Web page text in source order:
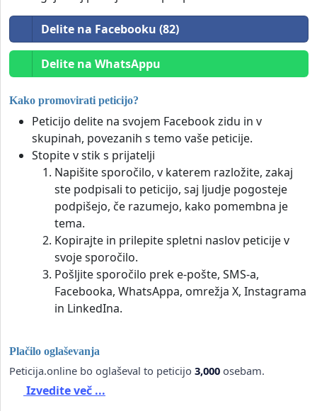
Delite na Facebooku (82)
Delite na WhatsAppu
Kako promovirati peticijo?
Peticijo delite na svojem Facebook zidu in v
skupinah, povezanih s temo vaše peticije.
Stopite v stik s prijatelji
Napišite sporočilo, v katerem razložite, zakaj
ste podpisali to peticijo, saj ljudje pogosteje
podpišejo, če razumejo, kako pomembna je
tema.
Kopirajte in prilepite spletni naslov peticije v
svoje sporočilo.
Pošljite sporočilo prek e-pošte, SMS-a,
Facebooka, WhatsAppa, omrežja X, Instagrama
in LinkedIna.
Plačilo oglaševanja
Peticija.online bo oglaševal to peticijo 3,000 osebam.
Izvedite več ...